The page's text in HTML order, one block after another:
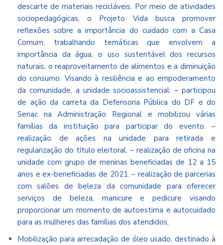
descarte de materiais recicláveis. Por meio de atividades
sociopedagógicas, o Projeto Vida busca promover
reflexões sobre a importância do cuidado com a Casa
Comum, trabalhando temáticas que envolvem a
importância da água, o uso sustentável dos recursos
naturais, o reaproveitamento de alimentos e a diminuição
do consumo. Visando à resiliência e ao empoderamento
da comunidade, a unidade socioassistencial: – participou
de ação da carreta da Defensoria Pública do DF e do
Senac na Administração Regional e mobilizou várias
famílias da instituição para participar do evento. –
realização de ações na unidade para retirada e
regularização do título eleitoral. – realização de oficina na
unidade com grupo de meninas beneficiadas de 12 a 15
anos e ex-beneficiadas de 2021. – realização de parcerias
com salões de beleza da comunidade para oferecer
serviços de beleza, manicure e pedicure visando
proporcionar um momento de autoestima e autocuidado
para as mulheres das famílias dos atendidos;
Mobilização para arrecadação de óleo usado, destinado à